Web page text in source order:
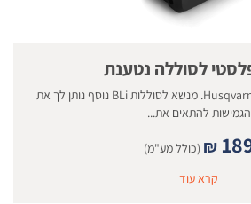
לסוללה נטענת
מיועד לנשיאת סוללות Husqvarna. מנשא לסוללות BLi נוסף נותן לך את
הגמישות להתאים את...
₪ (כולל מע"מ)
קרא עוד